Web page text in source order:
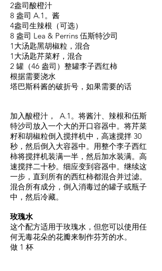
2盎司酸橙汁
8 盎司 A.1。酱
4盎司生辣根（可选）
8 盎司 Lea & Perrins 伍斯特沙司
1大汤匙黑胡椒粒，混合
1大汤匙芹菜籽，混合
2 罐（46 盎司）整罐李子西红柿
根据需要浇水
塔巴斯科酱的破折号，如果需要的话
加入酸橙汁， A.1。将酱汁、辣根和伍斯
特沙司放入一个大的开口容器中。将芹菜
籽和胡椒粒倒入搅拌机中，高速搅拌 30
秒，然后倒入大容器中。用整个李子西红
柿将搅拌机装满一半，然后加水装满。高
速搅拌二十秒。细应变到容器中。继续这
一步，直到所有的西红柿都混合并过滤。
混合所有成分，倒入消毒过的罐子或瓶子
中，然后冷藏。
玫瑰水
这个配方适用于玫瑰水，但您可以使用任
何无毒花朵的花瓣来制作芬芳的水。
做 1 杯